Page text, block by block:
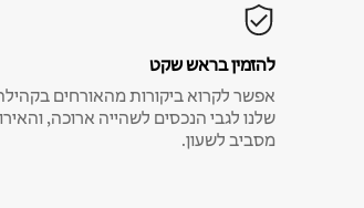
להזמין בראש שקט
אפשר לקרוא ביקורות מהאורחים
שלנו לגבי הנכסים לשהייה ארוכה,
מסביב לשעון.